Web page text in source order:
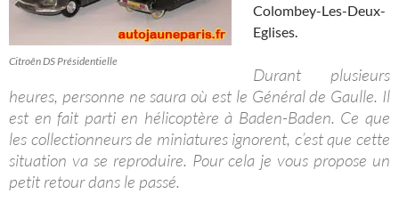
Citroên DS Présidentielle
Colombey-Les-Deux-
Eglises.
Durant plusieurs
heures, personne ne saura où est le Général de Gaulle. Il
est en fait parti en hélicoptère à Baden-Baden. Ce que
les collectionneurs de miniatures ignorent, c’est que cette
situation va se reproduire. Pour cela je vous propose un
petit retour dans le passé.